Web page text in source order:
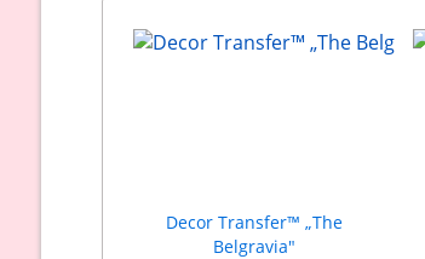
Decor Transfer™ „The
Belgravia"